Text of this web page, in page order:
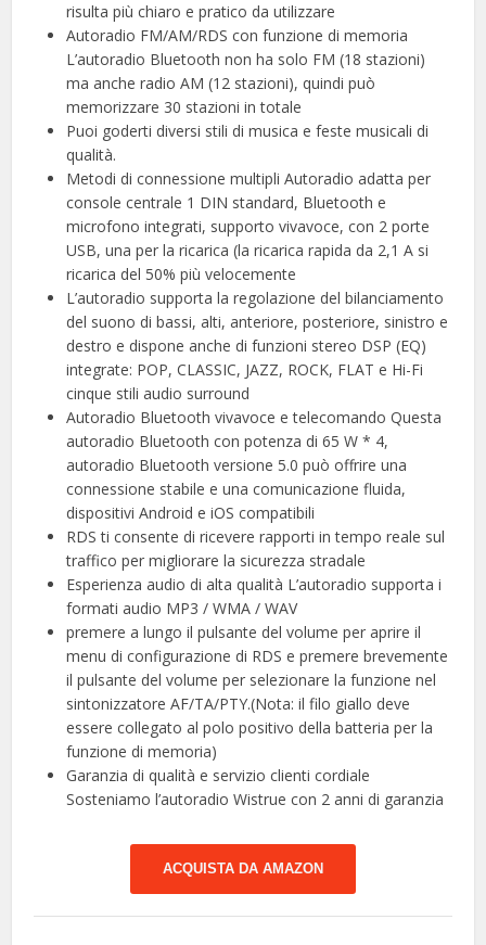
risulta più chiaro e pratico da utilizzare
Autoradio FM/AM/RDS con funzione di memoria
L’autoradio Bluetooth non ha solo FM (18 stazioni)
ma anche radio AM (12 stazioni), quindi può
memorizzare 30 stazioni in totale
Puoi goderti diversi stili di musica e feste musicali di
qualità.
Metodi di connessione multipli Autoradio adatta per
console centrale 1 DIN standard, Bluetooth e
microfono integrati, supporto vivavoce, con 2 porte
USB, una per la ricarica (la ricarica rapida da 2,1 A si
ricarica del 50% più velocemente
L’autoradio supporta la regolazione del bilanciamento
del suono di bassi, alti, anteriore, posteriore, sinistro e
destro e dispone anche di funzioni stereo DSP (EQ)
integrate: POP, CLASSIC, JAZZ, ROCK, FLAT e Hi-Fi
cinque stili audio surround
Autoradio Bluetooth vivavoce e telecomando Questa
autoradio Bluetooth con potenza di 65 W * 4,
autoradio Bluetooth versione 5.0 può offrire una
connessione stabile e una comunicazione fluida,
dispositivi Android e iOS compatibili
RDS ti consente di ricevere rapporti in tempo reale sul
traffico per migliorare la sicurezza stradale
Esperienza audio di alta qualità L’autoradio supporta i
formati audio MP3 / WMA / WAV
premere a lungo il pulsante del volume per aprire il
menu di configurazione di RDS e premere brevemente
il pulsante del volume per selezionare la funzione nel
sintonizzatore AF/TA/PTY.(Nota: il filo giallo deve
essere collegato al polo positivo della batteria per la
funzione di memoria)
Garanzia di qualità e servizio clienti cordiale
Sosteniamo l’autoradio Wistrue con 2 anni di garanzia
ACQUISTA DA AMAZON